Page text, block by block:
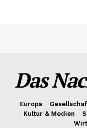
Das
Europa
Kultur & Medien